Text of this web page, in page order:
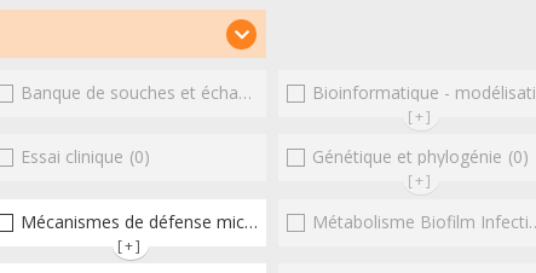
(1)
Banque de souches et échantillons (0)Bioinformatique - modélisation - structure
[+]
(0)
Essai clinique (0) Génétique et phylogénie (0)
[+]
(0)
Mécanismes de défense microbiens (1)
[+]
Métabolisme Biofilm Infections respiratoires